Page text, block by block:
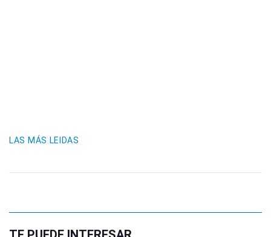
LAS MÁS LEIDAS